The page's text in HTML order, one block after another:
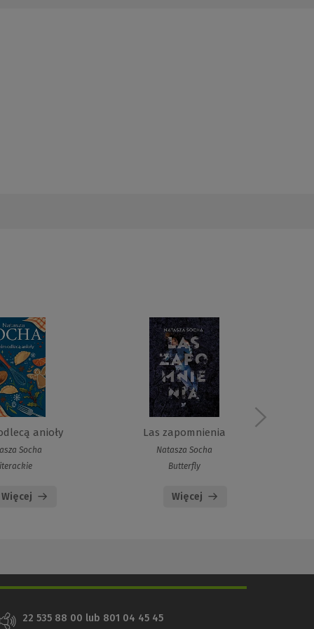
anioły
Socha
Więcej
Las zapomnienia
Natasza Socha
Butterfly
Więcej
22 535 88 00 lub 801 04 45 45